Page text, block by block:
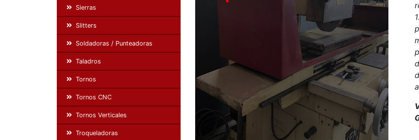
Sierras
Slitters
Soldadoras / Punteadoras
Taladros
Tornos
Tornos CNC
Tornos Verticales
Troqueladoras